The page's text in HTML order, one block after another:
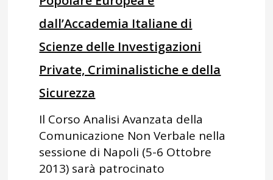
dall’Accademia Italiane di
Scienze delle Investigazioni
Private, Criminalistiche e della
Sicurezza
Il Corso Analisi Avanzata della
Comunicazione Non Verbale nella
sessione di Napoli (5-6 Ottobre
2013) sarà patrocinato